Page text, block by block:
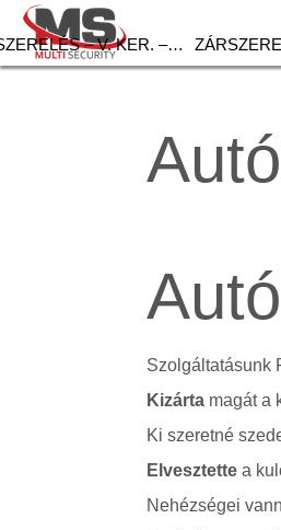
– V. KER. –…
Szolgáltatásunk
Kizárta magát a
Ki szeretné
Elvesztette a
Nehézségei